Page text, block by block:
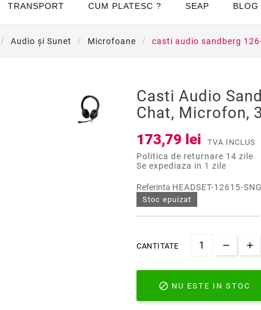
TRANSPORT CUM PLATESC ? SEAP BLOG
Audio și Sunet Microfoane casti audio sandberg
Casti Audio
Chat, Microfon,
173,79 lei TVA INCLUS
Politica de returnare 14 zile
Se expediaza in 1 zile
Referinta HEADSET-12615-
Stoc epuizat
CANTITATE
 NU ESTE IN STOC